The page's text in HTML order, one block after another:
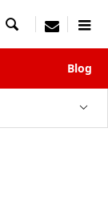
 menu
Blog